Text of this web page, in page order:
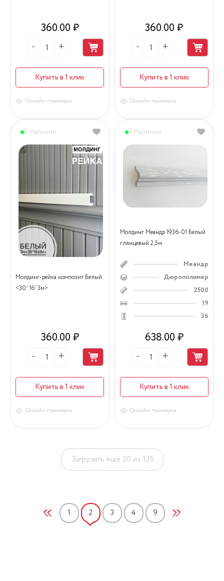
360.00 ₽
Купить в 1 клик
Онлайн примерка
360.00 ₽
Купить в 1 клик
Онлайн примерка
Молдинг-рейка композит Белый
<30*16*3м>
360.00 ₽
Купить в 1 клик
В Наличии
Онлайн примерка
Молдинг Меандр 1936-01 Белый
глянцевый 2,5м
Меандр
Дюрополимер
2500
19
36
638.00 ₽
Купить в 1 клик
В Наличии
Онлайн примерка
Загрузить ещё 20 из 135
1 2 3 4 9